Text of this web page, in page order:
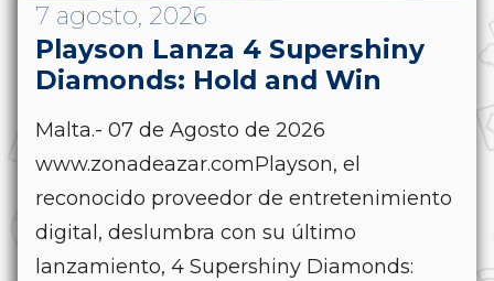
7 agosto, 2026
Playson Lanza 4 Supershiny
Diamonds: Hold and Win
Malta.- 07 de Agosto de 2026
www.zonadeazar.comPlayson, el
reconocido proveedor de entretenimiento
digital, deslumbra con su último
lanzamiento, 4 Supershiny Diamonds: